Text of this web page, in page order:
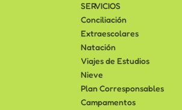
SERVICIOS
Conciliación
Extraescolares
Natación
Viajes de Estudios
Nieve
Plan Corresponsables
Campamentos